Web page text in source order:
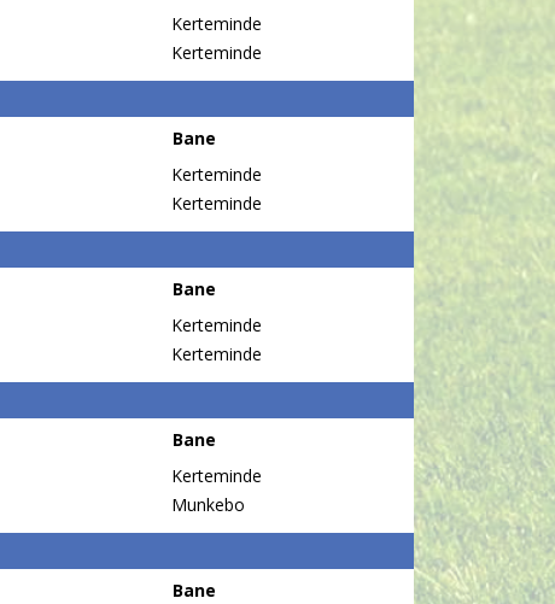
Kerteminde
Kerteminde
Bane
Kerteminde
Kerteminde
Bane
Kerteminde
Kerteminde
Bane
Kerteminde
Munkebo
Bane